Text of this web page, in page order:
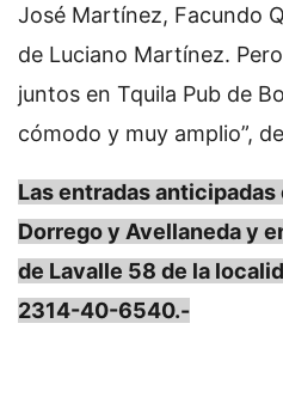
José Martínez, Facundo
de Luciano Martínez.
juntos en Tquila Pub de
cómodo y muy amplio”,
Las entradas anticipadas
Dorrego y Avellaneda y
de Lavalle 58 de la
2314-40-6540.-